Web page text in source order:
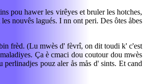
pou hawer les virêyes et bruler les hotches,
nouvês lagués. I nn ont peri. Des ôtes åbes
frèd. (Lu mwès d' fèvrî, on dit toudi k' c'est
Ça è cmaci dou coutour dou mwès
pouz aler ås mås d' sints. Et cand